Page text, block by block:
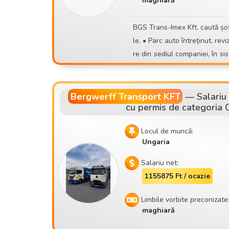
le moderne și bine întreținute 📍 Sediu: Szigetszentmiklós 📚 Așteptăm și candidaturile pers
mediu de lucru normal sunt importante. Dacă te-ai săturat de
nesigure sau de muncă imprevizibilă,
rans@gmail.com 📱 +36 30 535 2693 ⚠️ Te rugăm să aplici doar dacă poți veni cu adevărat l
BGS Trans-Imex Kft. caută șoferi cu permis de categoria CE pentru transporturi internaționa
le. • Parc auto întreținut, revizuit și reînnoit • 32 de ani de experiență în transporturi • Pleca
re din sediul companiei, în sistem cu șoferi
Z
Bergwerff Transport KFT —
cu permis de categoria
Locul de muncă:
Ungaria
Salariu net:
1155875 Ft / ocazie
Limbile vorbite preconizate:
maghiară